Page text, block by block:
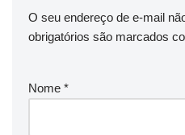
O seu endereço de e-mail
obrigatórios são marcados
Nome *